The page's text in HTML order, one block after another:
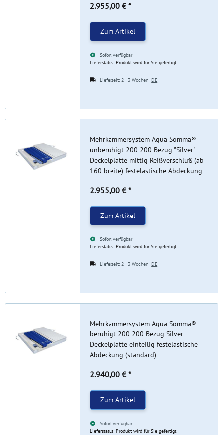
2.955,00 € *
Zum Artikel
Sofort verfügbar
Lieferstatus: Produkt wird für Sie gefertigt
Lieferzeit:2 - 3 WochenDE
Mehrkammersystem Aqua Somma®
unberuhigt 200 200 Bezug "Silver"
Deckelplatte mittig Reißverschluß (ab
160 breite) festelastische Abdeckung
2.955,00 € *
Zum Artikel
Sofort verfügbar
Lieferstatus: Produkt wird für Sie gefertigt
Lieferzeit:2 - 3 WochenDE
Mehrkammersystem Aqua Somma®
beruhigt 200 200 Bezug Silver
Deckelplatte einteilig festelastische
Abdeckung (standard)
2.940,00 € *
Zum Artikel
Sofort verfügbar
Lieferstatus: Produkt wird für Sie gefertigt